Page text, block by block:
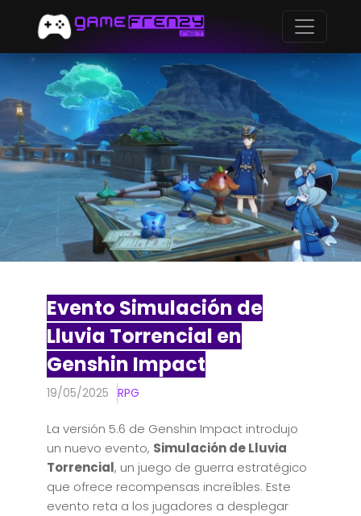
Evento Simulación de
Lluvia Torrencial en
Genshin Impact
19/05/2025 RPG
La versión 5.6 de Genshin Impact introdujo
un nuevo evento, Simulación de Lluvia
Torrencial, un juego de guerra estratégico
que ofrece recompensas increíbles. Este
evento reta a los jugadores a desplegar